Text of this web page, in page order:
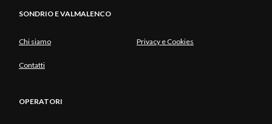
SONDRIO E VALMALENCO
Chi siamo Privacy e Cookies
Contatti
OPERATORI